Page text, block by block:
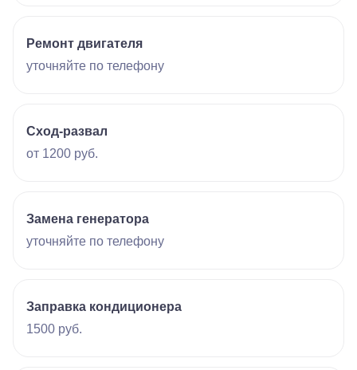
Ремонт двигателя
уточняйте по телефону
Сход-развал
от 1200 руб.
Замена генератора
уточняйте по телефону
Заправка кондиционера
1500 руб.